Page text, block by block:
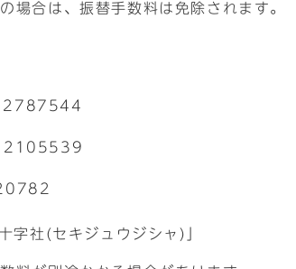
場合は、振替手数料は免除されます。
2787544
2105539
字社(セキジュウジシャ)」